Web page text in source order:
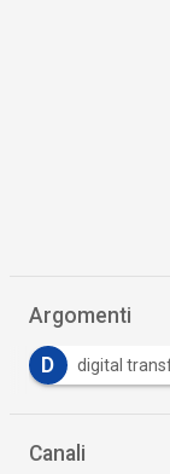
Argomenti
E E-
Canali